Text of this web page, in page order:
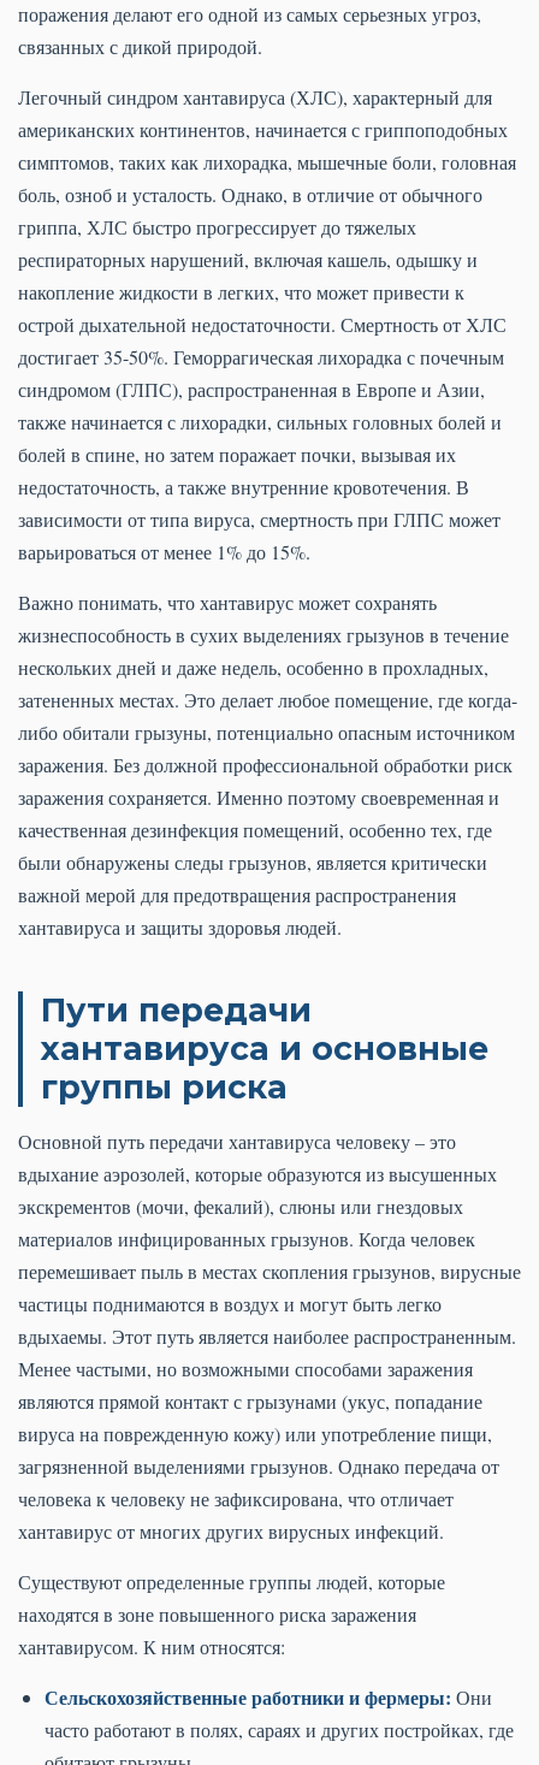
поражения делают его одной из самых серьезных угроз,
связанных с дикой природой.
Легочный синдром хантавируса (ХЛС), характерный для
американских континентов, начинается с гриппоподобных
симптомов, таких как лихорадка, мышечные боли, головная
боль, озноб и усталость. Однако, в отличие от обычного
гриппа, ХЛС быстро прогрессирует до тяжелых
респираторных нарушений, включая кашель, одышку и
накопление жидкости в легких, что может привести к
острой дыхательной недостаточности. Смертность от ХЛС
достигает 35-50%. Геморрагическая лихорадка с почечным
синдромом (ГЛПС), распространенная в Европе и Азии,
также начинается с лихорадки, сильных головных болей и
болей в спине, но затем поражает почки, вызывая их
недостаточность, а также внутренние кровотечения. В
зависимости от типа вируса, смертность при ГЛПС может
варьироваться от менее 1% до 15%.
Важно понимать, что хантавирус может сохранять
жизнеспособность в сухих выделениях грызунов в течение
нескольких дней и даже недель, особенно в прохладных,
затененных местах. Это делает любое помещение, где когда-
либо обитали грызуны, потенциально опасным источником
заражения. Без должной профессиональной обработки риск
заражения сохраняется. Именно поэтому своевременная и
качественная дезинфекция помещений, особенно тех, где
были обнаружены следы грызунов, является критически
важной мерой для предотвращения распространения
хантавируса и защиты здоровья людей.
Пути передачи
хантавируса и основные
группы риска
Основной путь передачи хантавируса человеку – это
вдыхание аэрозолей, которые образуются из высушенных
экскрементов (мочи, фекалий), слюны или гнездовых
материалов инфицированных грызунов. Когда человек
перемешивает пыль в местах скопления грызунов, вирусные
частицы поднимаются в воздух и могут быть легко
вдыхаемы. Этот путь является наиболее распространенным.
Менее частыми, но возможными способами заражения
являются прямой контакт с грызунами (укус, попадание
вируса на поврежденную кожу) или употребление пищи,
загрязненной выделениями грызунов. Однако передача от
человека к человеку не зафиксирована, что отличает
хантавирус от многих других вирусных инфекций.
Существуют определенные группы людей, которые
находятся в зоне повышенного риска заражения
хантавирусом. К ним относятся:
Сельскохозяйственные работники и фермеры: Они
часто работают в полях, сараях и других постройках, где